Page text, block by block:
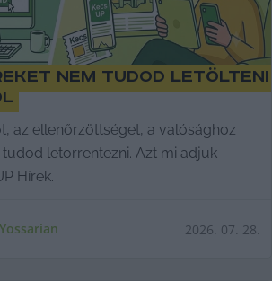
nem tudod letölteni
az ellenőrzöttséget, a valósághoz
letorrentezni. Azt mi adjuk
Hírek.
2026. 07. 28.